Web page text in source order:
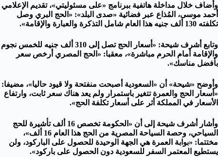
وأضاف خلال مداخلة هاتفية ببرنامج «على مسئوليتي»، تقديم الإعلامي
أحمد موسى، المُذاع عبر فضائية «صدى البلد»: «الحج البري وصل
تكلفته 130 ألف جنيه هذا العام شامل التذكرة والعبارة والإقامة».
وتابع أشرف شيحة: «أسعار الحج تصل إلى 310 ألف جنيه للخمس نجوم
والإقامة أمام الحرم مباشرة»، معقبا: «الحج المصري أرخص سعر
بأفضل مناسك».
وأوضح «شيحة» أن «السعودية أصبحت منفتحة ولا قيود حاليا»، مضيفا:
«أسعار الحج والعمرة تتغير باستمرار ولم يعد هناك سعر ثابت، وارتفاع
الأسعار في المملكة أثر على أسعار تكلفة الحج».
وأشار أشرف شيحة إلى أن «الحكومة تخصص 16 ألف تأشيرة للحج
السياحي، وحصة السياحة المصرية من الحج هذا العام 16 ألف»،
مختتما: «بوابة العمرة هي الجهة الوحيدة للحصول على الباركود، ولن
يستطيع المعتمر السفر للسعودية دون الحصول على باركود».